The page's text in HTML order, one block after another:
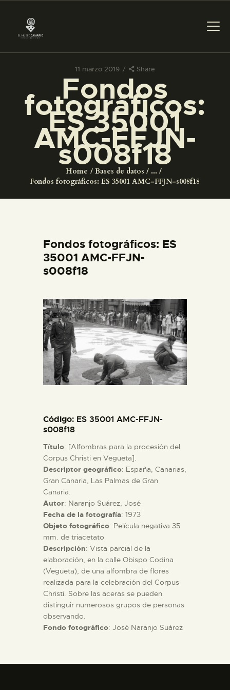
11 marzo 2019 Share
Fondos
fotográficos:
ES 35001
AMC-FFJN-
s008f18
Home Bases de datos
...
Fondos fotográficos: ES 35001 AMC-FFJN-s008f18
PREPARAR LA VISITA
ACTIVIDADES
█
EL MUSEO
DIDÁCTICA
ESPAÑOL
PREPARAR LA VISITA
ACTIVIDADES
█
COLECCIONES
DIDÁCTICA
ESPAÑOL
Fondos fotográficos: ES
35001 AMC-FFJN-
s008f18
Código: ES 35001 AMC-FFJN-
s008f18
Título: [Alfombras para la procesión del
Corpus Christi en Vegueta].
Descriptor geográfico: España, Canarias,
Gran Canaria, Las Palmas de Gran
Canaria.
Autor: Naranjo Suárez, José
Fecha de la fotografía: 1973
Objeto fotográfico: Película negativa 35
mm. de triacetato
Descripción: Vista parcial de la
elaboración, en la calle Obispo Codina
(Vegueta), de una alfombra de flores
realizada para la celebración del Corpus
Christi. Sobre las aceras se pueden
distinguir numerosos grupos de personas
observando.
Fondo fotográfico: José Naranjo Suárez